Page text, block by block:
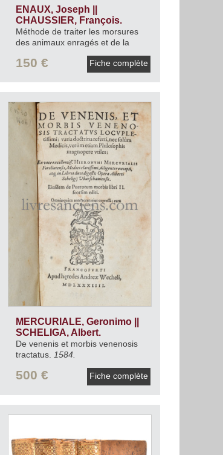
ENAUX, Joseph ||
CHAUSSIER, François.
Méthode de traiter les morsures
des animaux enragés et de la
150 € Fiche complète
MERCURIALE, Geronimo ||
SCHELIGA, Albert.
De venenis et morbis venenosis
tractatus. 1584.
500 € Fiche complète